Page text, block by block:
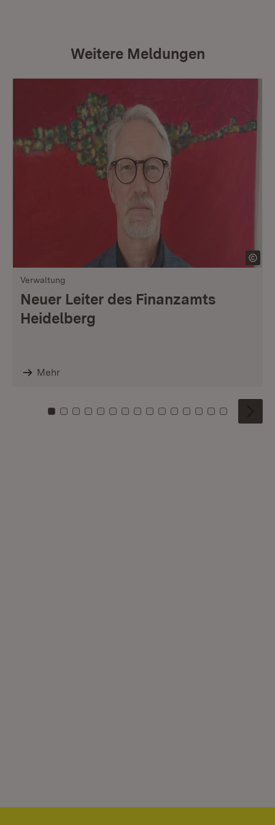
Weitere Meldungen
Verwaltung
Neuer Leiter des Finanzamts
Heidelberg
Mehr
Zu Kachel: 0
Zu Kachel: 1
Zu Kachel: 2
Zu Kachel: 3
Zu Kachel: 4
Zu Kachel: 5
Zu Kachel: 6
Zu Kachel: 7
Zu Kachel: 8
Zu Kachel: 9
Zu Kachel: 10
Zu Kachel: 11
Zu Kachel: 12
Zu Kachel:
Zu